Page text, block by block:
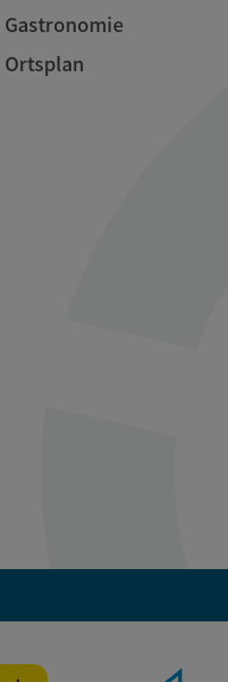
Gastronomie
Ortsplan